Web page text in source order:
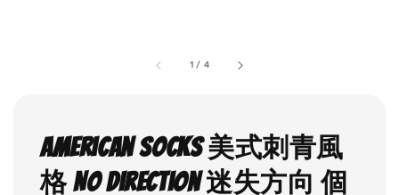
1 / 4
American socks 美式刺青風
格 No Direction 迷失方向 個